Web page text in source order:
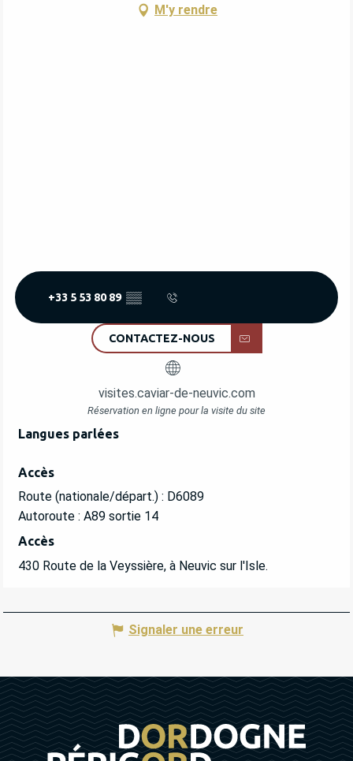
M'y rendre
+33 5 53 80 89 ▒▒
CONTACTEZ-NOUS
visites.caviar-de-neuvic.com
Réservation en ligne pour la visite du site
Langues parlées
Langues parlées
Accès
Accès
Route (nationale/départ.) : D6089
Autoroute : A89 sortie 14
Accès
Accès
430 Route de la Veyssière, à Neuvic sur l'Isle.
Signaler une erreur